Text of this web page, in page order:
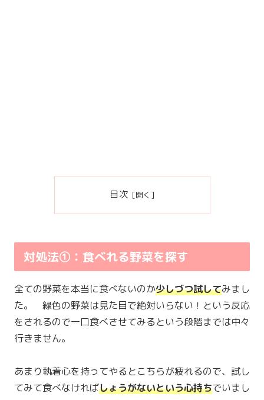
目次
対処法①：食べれる野菜を探す
全ての野菜を本当に食べないのか少しづつ試してみまし
た。 緑色の野菜は見た目で絶対いらない！という反応
をされるので一口食べさせてみるという段階までは中々
行きません。
あまり執着心を持ってやるとこちらが疲れるので、試し
てみて食べなければしょうがないという心持ちでいまし